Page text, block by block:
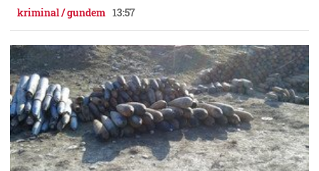
kriminal / gundem 13:57